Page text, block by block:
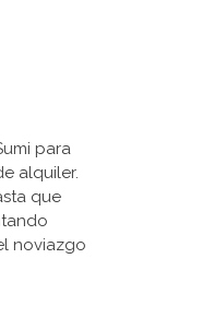
para
alquiler.
que
noviazgo